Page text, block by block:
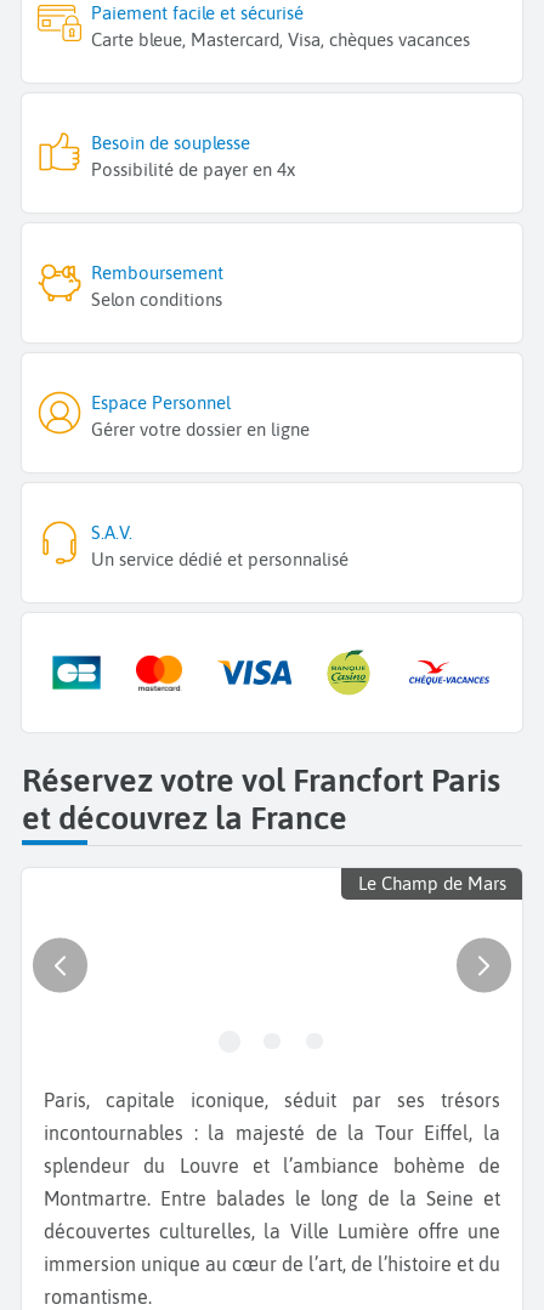
Paiement facile et sécurisé
Carte bleue, Mastercard, Visa, chèques vacances
Besoin de souplesse
Possibilité de payer en 4x
Remboursement
Selon conditions
Espace Personnel
Gérer votre dossier en ligne
S.A.V.
Un service dédié et personnalisé
Réservez votre vol Francfort Paris
et découvrez la France
Le Champ de Mars
Paris, capitale iconique, séduit par ses trésors
incontournables : la majesté de la Tour Eiffel, la
splendeur du Louvre et l’ambiance bohème de
Montmartre. Entre balades le long de la Seine et
découvertes culturelles, la Ville Lumière offre une
immersion unique au cœur de l’art, de l’histoire et du
romantisme.